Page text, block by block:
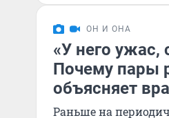
ОН И ОНА
«У него ужас,
Почему пары
объясняет
Раньше на